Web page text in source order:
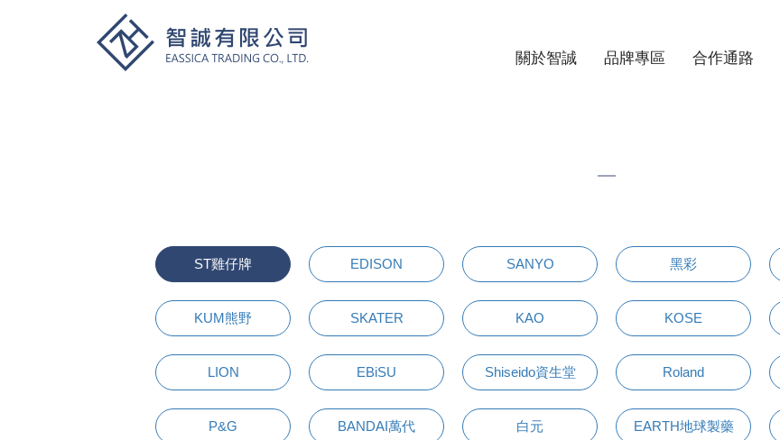
關於智誠 品牌專區 合作通路
ST雞仔牌 EDISON SANYO 黑彩
KUM熊野 SKATER KAO KOSE
LION EBiSU Shiseido資生堂 Roland
P&G BANDAI萬代 白元 EARTH地球製藥